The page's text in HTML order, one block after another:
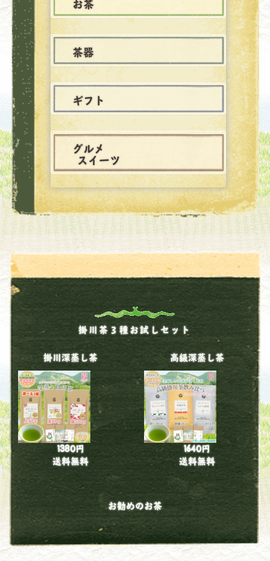
お茶
茶器
ギフト
グルメ
スイーツ
掛川茶３種お試しセット
掛川深蒸し茶
1380円
送料無料
高級深蒸し茶
1640円
送料無料
お勧めのお茶